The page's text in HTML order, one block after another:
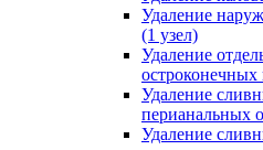
Удаление
(1 узел)
Удаление
Удаление
перианальных
Удаление